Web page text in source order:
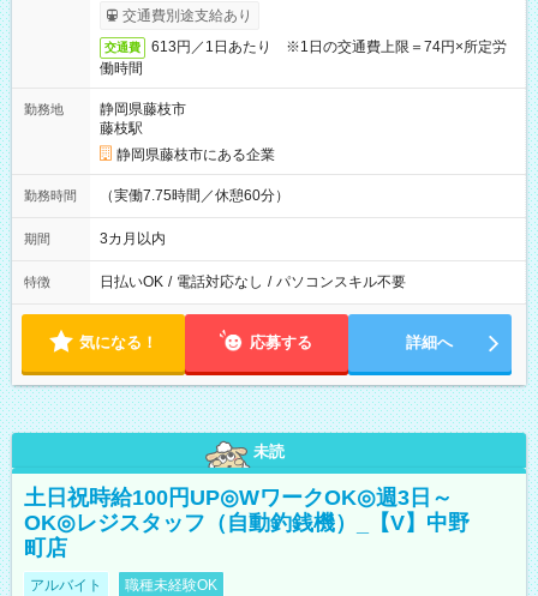
交通費別途支給あり
交通費
613円／1日あたり ※1日の交通費上限＝74円×所定労
働時間
勤務地
静岡県藤枝市
藤枝駅
静岡県藤枝市にある企業
勤務時間 （実働7.75時間／休憩60分）
期間 3カ月以内
特徴 日払いOK / 電話対応なし / パソコンスキル不要
気になる！ 応募する 詳細へ
未読
土日祝時給100円UP◎WワークOK◎週3日～
OK◎レジスタッフ（自動釣銭機）_【V】中野
町店
アルバイト 職種未経験OK